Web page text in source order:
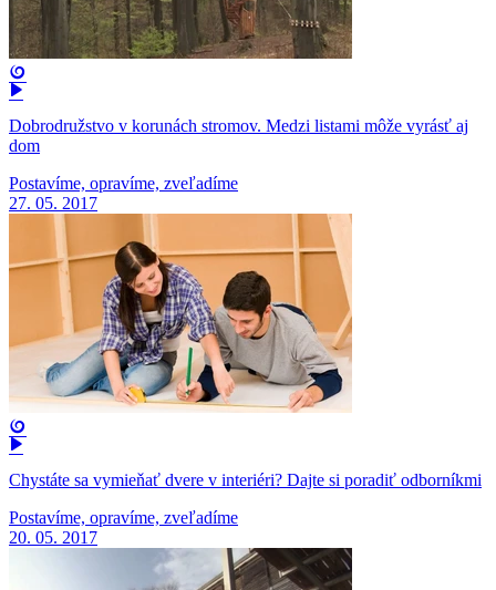
Dobrodružstvo v korunách stromov. Medzi listami môže vyrásť aj
dom
Postavíme, opravíme, zveľadíme
27. 05. 2017
Chystáte sa vymieňať dvere v interiéri? Dajte si poradiť odborníkmi
Postavíme, opravíme, zveľadíme
20. 05. 2017